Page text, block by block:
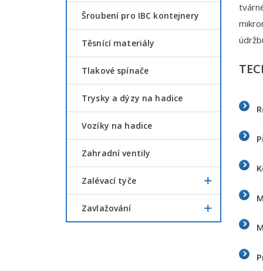
šroubení pro IBC kontejnery
Těsnící materiály
Tlakové spínače
Trysky a dýzy na hadice
Vozíky na hadice
Zahradní ventily
Zalévací tyče
Zavlažování